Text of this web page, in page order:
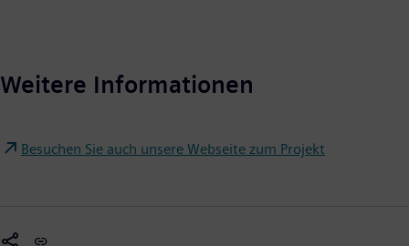
Weitere Informationen
Besuchen Sie auch unsere Webseite zum Projekt